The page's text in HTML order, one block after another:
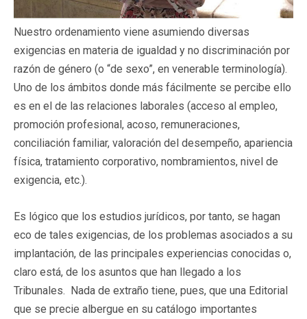
Nuestro ordenamiento viene asumiendo diversas
exigencias en materia de igualdad y no discriminación por
razón de género (o “de sexo”, en venerable terminología).
Uno de los ámbitos donde más fácilmente se percibe ello
es en el de las relaciones laborales (acceso al empleo,
promoción profesional, acoso, remuneraciones,
conciliación familiar, valoración del desempeño, apariencia
física, tratamiento corporativo, nombramientos, nivel de
exigencia, etc.).
Es lógico que los estudios jurídicos, por tanto, se hagan
eco de tales exigencias, de los problemas asociados a su
implantación, de las principales experiencias conocidas o,
claro está, de los asuntos que han llegado a los
Tribunales. Nada de extraño tiene, pues, que una Editorial
que se precie albergue en su catálogo importantes